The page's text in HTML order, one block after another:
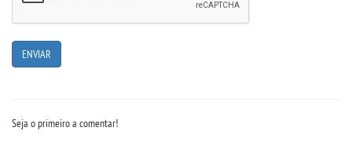
Seja o primeiro a comentar!